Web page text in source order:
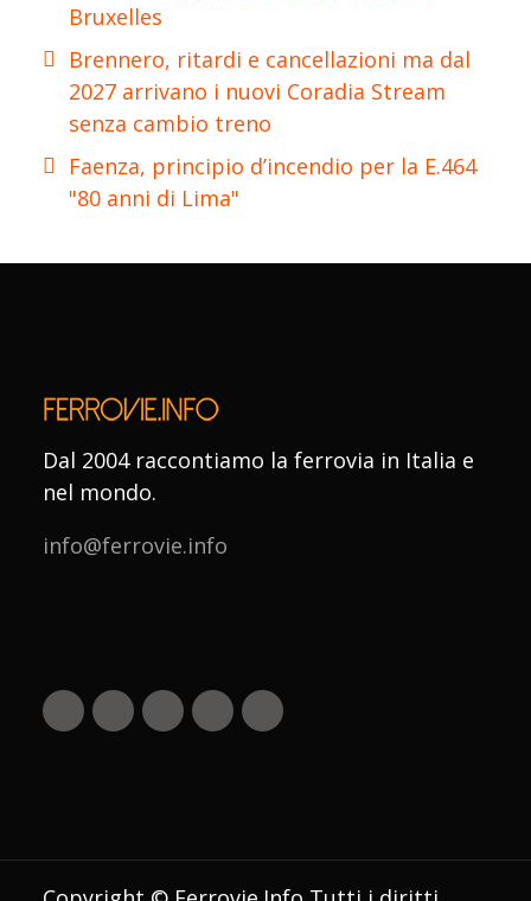
Bruxelles
Brennero, ritardi e cancellazioni ma dal
2027 arrivano i nuovi Coradia Stream
senza cambio treno
Faenza, principio d’incendio per la E.464
"80 anni di Lima"
Dal 2004 raccontiamo la ferrovia in Italia e
nel mondo.
info@ferrovie.info